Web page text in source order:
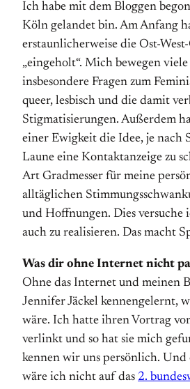
Ich habe mit dem Bloggen
Köln gelandet bin. Am Anfang
erstaunlicherweise die Ost-
„eingeholt“. Mich bewegen
insbesondere Fragen zum
queer, lesbisch und die damit
Stigmatisierungen. Außerdem
einer Ewigkeit die Idee, je nach
Laune eine Kontaktanzeige zu
Art Gradmesser für meine
alltäglichen
und Hoffnungen. Dies versuche
auch zu realisieren. Das macht
Was dir ohne Internet nicht
Ohne das Internet und meinen
Jennifer Jäckel kennengelernt,
wäre. Ich hatte ihren Vortrag
verlinkt und so hat sie mich
kennen wir uns persönlich. Und
wäre ich nicht auf das 2.